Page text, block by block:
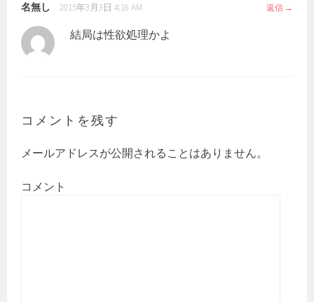
名無し 2015年3月3日 4:16 AM 返信
結局は性欲処理かよ
コメントを残す
メールアドレスが公開されることはありません。
コメント